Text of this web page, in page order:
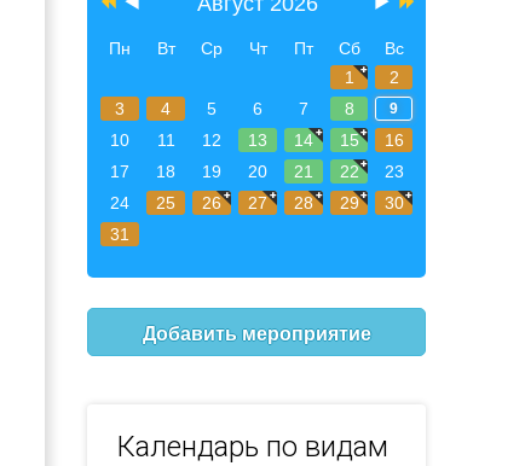
Пн Вт Ср Чт Пт Сб
Вс
1
2
3
4 5 6 7 8 9
10 11 12 13 14 15
16
17
18 19 20 21 22
23
24
25 26 27 28 29
30
31
Добавить мероприятие
Календарь по видам